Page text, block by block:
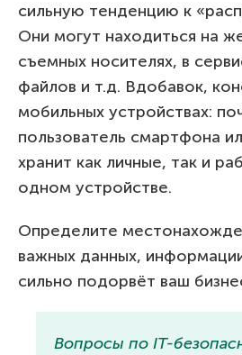
сильную тенденцию к
Они могут находиться на
съемных носителях, в
файлов и т.д. Вдобавок,
мобильных устройствах:
пользователь смартфона
хранит как личные, так и
одном устройстве.
Определите
важных данных,
сильно подорвёт ваш
Вопросы по IT-